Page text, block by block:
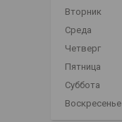
Вторник
Среда
Четверг
Пятница
Суббота
Воскресенье